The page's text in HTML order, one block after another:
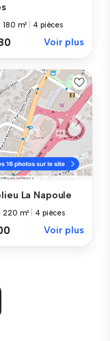
|180 m² 4 pièces
Voir plus
La Napoule
|220 m² 4 pièces
Voir plus